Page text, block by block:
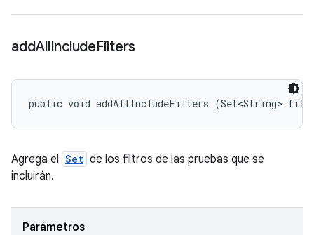
addAllIncludeFilters
public void addAllIncludeFilters (Set<String>
Agrega el Set de los filtros de las pruebas que se
incluirán.
Parámetros